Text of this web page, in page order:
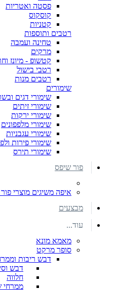
פסטה ואטריות
קוסקוס
קטניות
רטבים ותוספות
טחינה ועמבה
מרקים
קטשופ - מיונז
רטבי בישול
רטבים מנות
שימורים
שימורי דגים
שימורי זיתים
שימורי ירקות
שימורי מלפפונים
שימורי עגבניות
שימורי פירות
שימורי תירס
פור שיפס
איפה משיגים מוצרי
מבצעים
עוד...
מאמא מונא
סופר מרקט
דבש ריבות
דבש
חלווה
ממרחי